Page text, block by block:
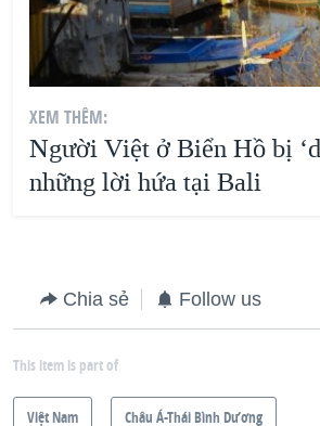
XEM THÊM:
Người Việt ở Biển Hồ bị
những lời hứa tại Bali
Chia sẻ Follow us
This item is part of
Việt Nam Châu Á-Thái Bình Dương